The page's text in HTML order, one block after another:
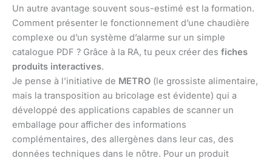
Un autre avantage souvent sous-estimé est la formation.
Comment présenter le fonctionnement d’une chaudière
complexe ou d’un système d’alarme sur un simple
catalogue PDF ? Grâce à la RA, tu peux créer des fiches
produits interactives.
Je pense à l’initiative de METRO (le grossiste alimentaire,
mais la transposition au bricolage est évidente) qui a
développé des applications capables de scanner un
emballage pour afficher des informations
complémentaires, des allergènes dans leur cas, des
données techniques dans le nôtre. Pour un produit